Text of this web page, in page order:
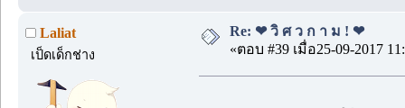
Laliat
เป็ดเด็กช่าง
Re: ❤ วิ ศ ว ก า ม ! ❤
«ตอบ #39 เมื่อ25-09-2017